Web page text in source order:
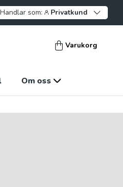
Handlar som: Privatkund
Varukorg
Om oss